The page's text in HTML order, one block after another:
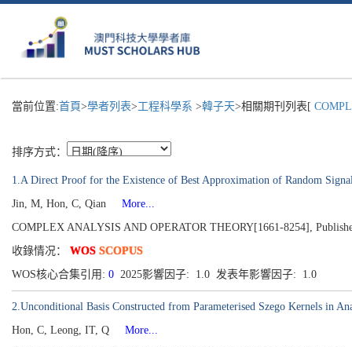
當前位置:首頁>學者列表>工程科學系 >韓子天>相關期刊列表[
排序方式：
1.A Direct Proof for the Existence of Best Approximation of Random
Jin, M, Hon, C, Qian
More...
COMPLEX ANALYSIS AND OPERATOR THEORY[1661-8254],
收錄情况： WOS SCOPUS
WOS核心合集引用: 0 2025影響因子: 1.0 发表年影響因子: 1.0
2.Unconditional Basis Constructed from Parameterised Szego Kernels in
Hon, C, Leong, IT, Q
More...